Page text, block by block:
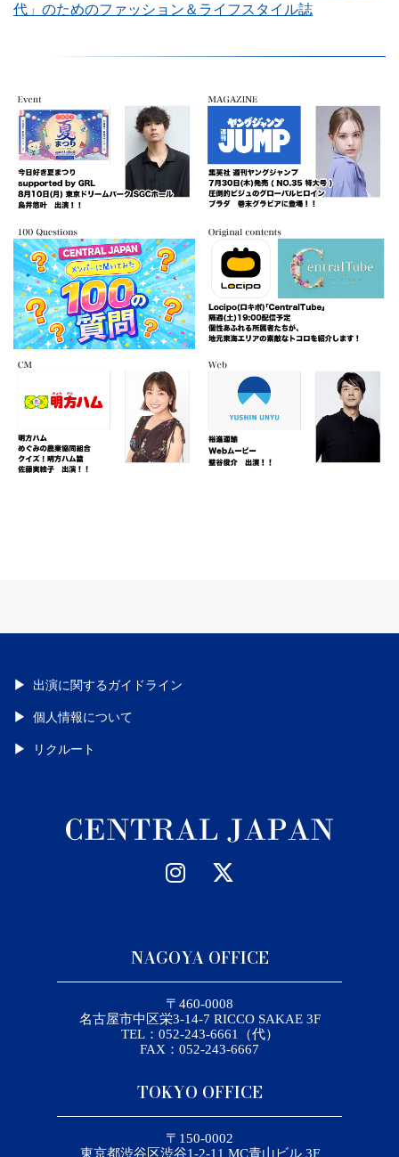
代」のためのファッション＆ライフスタイル誌
出演に関するガイドライン
個人情報について
リクルート
NAGOYA OFFICE
〒460-0008
名古屋市中区栄3-14-7 RICCO SAKAE 3F
TEL：052-243-6661（代）
FAX：052-243-6667
TOKYO OFFICE
〒150-0002
東京都渋谷区渋谷1-2-11 MC青山ビル 3F